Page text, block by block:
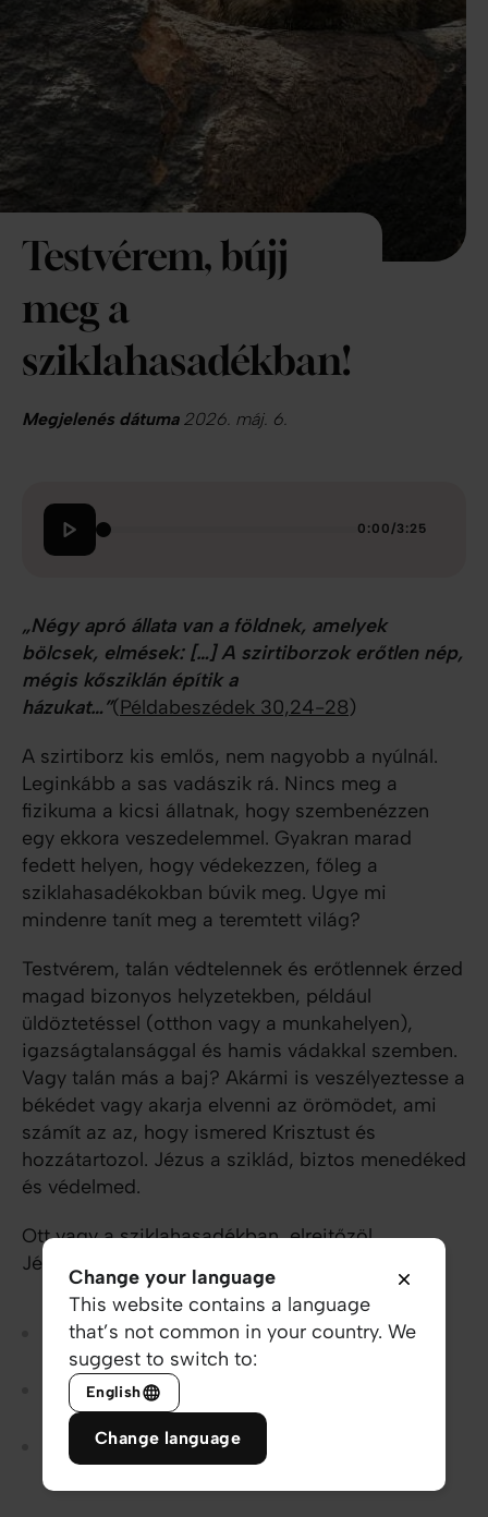
Testvérem, bújj
meg a
sziklahasadékban!
Megjelenés dátuma2026. máj. 6.
0:00/3:25
„Négy apró állata van a földnek, amelyek
bölcsek, elmések: […] A szirtiborzok erőtlen nép,
mégis kősziklán építik a
házukat…”(Példabeszédek 30,24-28)
A szirtiborz kis emlős, nem nagyobb a nyúlnál.
Leginkább a sas vadászik rá. Nincs meg a
fizikuma a kicsi állatnak, hogy szembenézzen
egy ekkora veszedelemmel. Gyakran marad
fedett helyen, hogy védekezzen, főleg a
sziklahasadékokban búvik meg. Ugye mi
mindenre tanít meg a teremtett világ?
Testvérem, talán védtelennek és erőtlennek érzed
magad bizonyos helyzetekben, például
üldöztetéssel (otthon vagy a munkahelyen),
igazságtalansággal és hamis vádakkal szemben.
Vagy talán más a baj? Akármi is veszélyeztesse a
békédet vagy akarja elvenni az örömödet, ami
számít az az, hogy ismered Krisztust és
hozzátartozol. Jézus a sziklád, biztos menedéked
és védelmed.
Ott vagy a sziklahasadékban, elrejtőzöl
Jézusban. Ennélfogva…
Még ha tombol is a vihar, majd elül. (LásdZsoltárok
107,29)
Még ha ott is ólálkodik az ellenség, majd elmegy.
(LásdJakab 4,7)
Még ha had támad is rád, akkor se félsz. (Lásd
Change your language
This website contains a language
that’s not common in your country. We
suggest to switch to:
English
Change language